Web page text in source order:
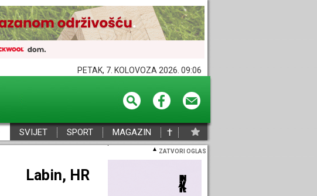
PETAK, 7. KOLOVOZA 2026. 09:06
SVIJET SPORT MAGAZIN †
ZATVORI OGLAS
Poreč, HR